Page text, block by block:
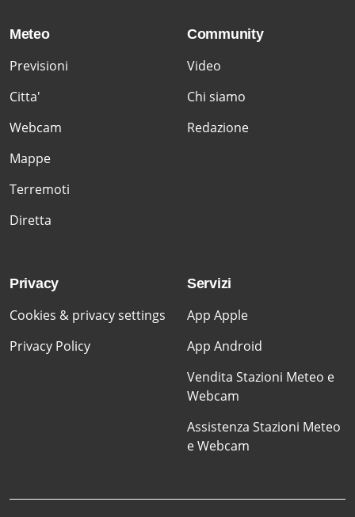
Meteo
Previsioni
Citta'
Webcam
Mappe
Terremoti
Diretta
Community
Video
Chi siamo
Redazione
Privacy
Cookies & privacy settings
Privacy Policy
Servizi
App Apple
App Android
Vendita Stazioni Meteo e
Webcam
Assistenza Stazioni Meteo
e Webcam